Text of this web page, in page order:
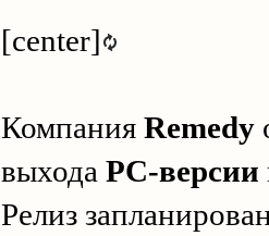
[center]
Компания Remedy
выхода РС-версии
Релиз